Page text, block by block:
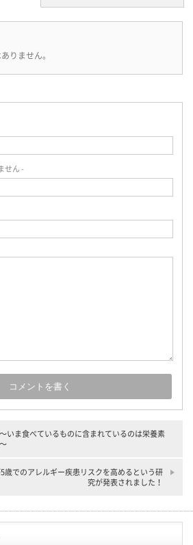
りません。
せん -
いま食べているものに含まれているのは栄養素
歳でのアレルギー疾患リスクを高めるという研
究が発表されました！